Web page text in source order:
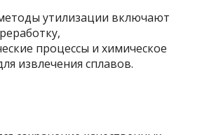
утилизации включают
процессы и химическое
извлечения сплавов.